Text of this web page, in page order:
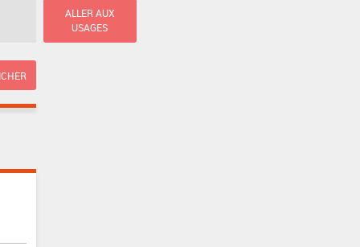
ALLER AUX
USAGES